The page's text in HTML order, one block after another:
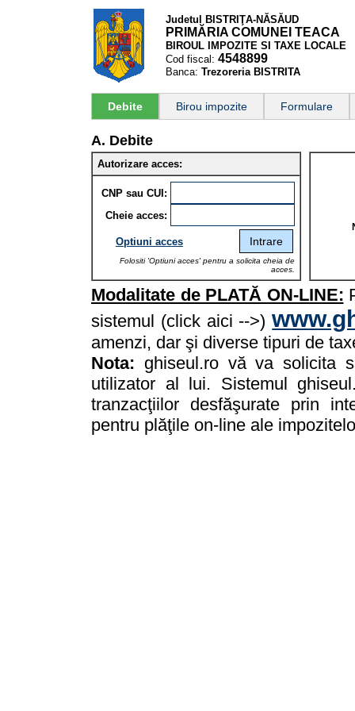
Judetul BISTRIŢA-NĂSĂUD
PRIMĂRIA COMUNEI TEACA
BIROUL IMPOZITE SI TAXE LOCALE
Cod fiscal: 4548899
Banca: Trezoreria BISTRITA
Debite Birou impozite Formulare
A. Debite
Autorizare acces:
CNP sau CUI:
Cheie acces:
Optiuni acces
Folositi 'Optiuni acces' pentru a solicita cheia de
acces.
Modalitate de PLATĂ ON-LINE:
sistemul (click aici -->)
amenzi, dar şi diverse tipuri de
Nota: ghiseul.ro vă va solicita
utilizator al lui. Sistemul
tranzacţiilor desfăşurate prin
pentru plăţile on-line ale